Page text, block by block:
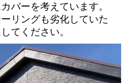
バーを考えています。
リングも劣化していた
てください。